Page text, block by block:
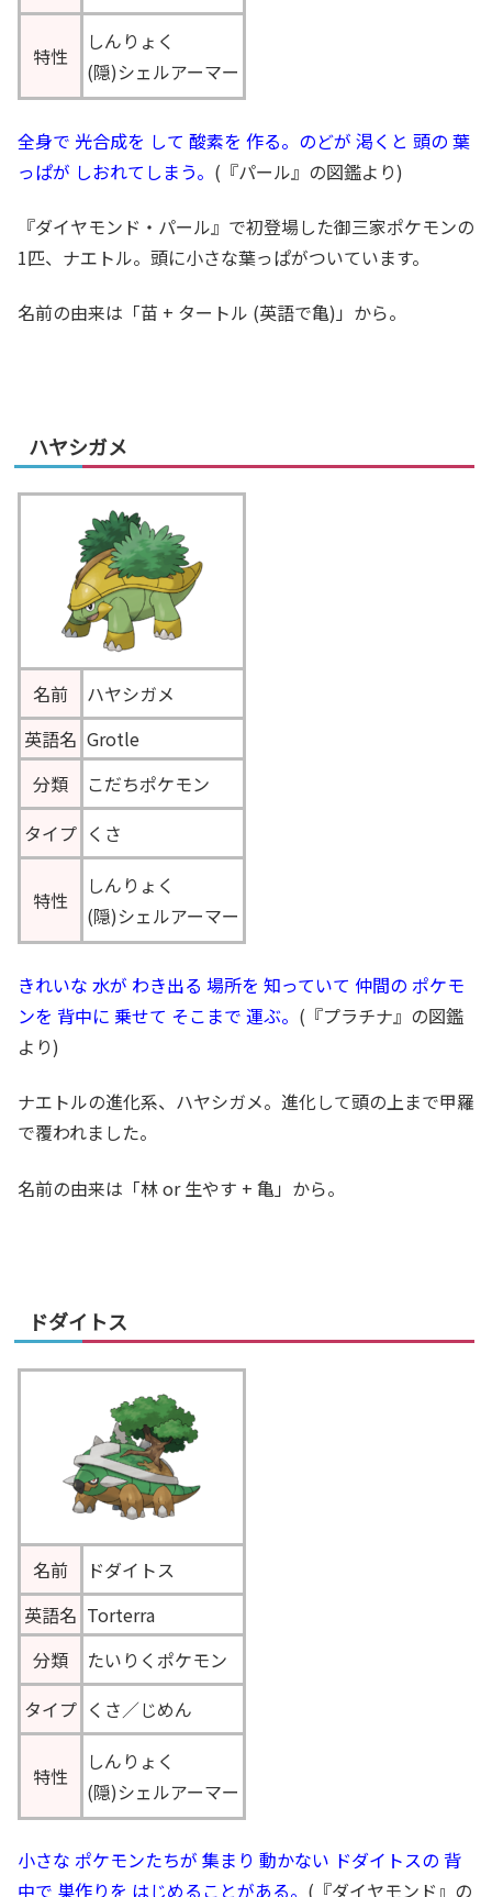
特性
しんりょく
(隠)シェルアーマー
全身で 光合成を して 酸素を 作る。のどが 渇くと 頭の 葉
っぱが しおれてしまう。 (『パール』の図鑑より)
『ダイヤモンド・パール』で初登場した御三家ポケモンの
1匹、ナエトル。頭に小さな葉っぱがついています。
名前の由来は「苗 + タートル (英語で亀)」から。
ハヤシガメ
名前
ハヤシガメ
英語名 Grotle
分類
こだちポケモン
タイプ くさ
特性
しんりょく
(隠)シェルアーマー
きれいな 水が わき出る 場所を 知っていて 仲間の ポケモ
ンを 背中に 乗せて そこまで 運ぶ。 (『プラチナ』の図鑑
より)
ナエトルの進化系、ハヤシガメ。進化して頭の上まで甲羅
で覆われました。
名前の由来は「林 or 生やす + 亀」から。
ドダイトス
名前
ドダイトス
英語名 Torterra
分類
たいりくポケモン
タイプ くさ／じめん
特性
しんりょく
(隠)シェルアーマー
小さな ポケモンたちが 集まり 動かない ドダイトスの 背
中で 巣作りを はじめることがある。 (『ダイヤモンド』の